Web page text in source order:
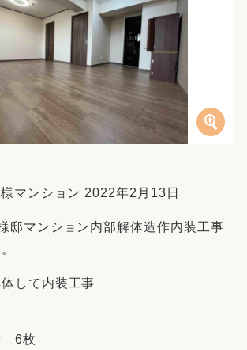
マンション 2022年2月13日
邸マンション内部解体造作内装工事
して内装工事
6枚